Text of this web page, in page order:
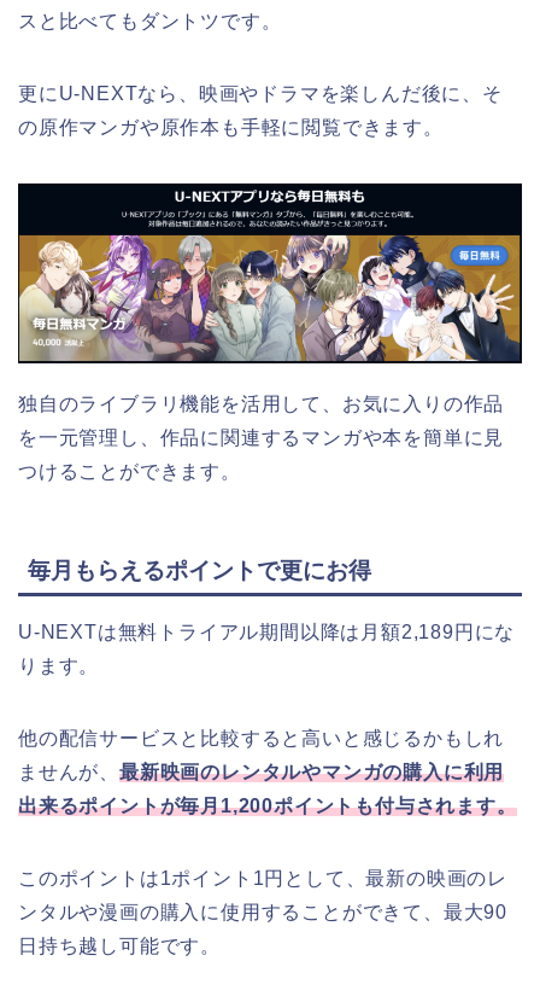
スと比べてもダントツです。
更にU-NEXTなら、映画やドラマを楽しんだ後に、そ
の原作マンガや原作本も手軽に閲覧できます。
独自のライブラリ機能を活用して、お気に入りの作品
を一元管理し、作品に関連するマンガや本を簡単に見
つけることができます。
毎月もらえるポイントで更にお得
U-NEXTは無料トライアル期間以降は月額2,189円にな
ります。
他の配信サービスと比較すると高いと感じるかもしれ
ませんが、 最新映画のレンタルやマンガの購⼊に利用
出来るポイントが毎月1,200ポイントも付与されます。
このポイントは1ポイント1円として、最新の映画のレ
ンタルや漫画の購入に使用することができて、最大90
日持ち越し可能です。